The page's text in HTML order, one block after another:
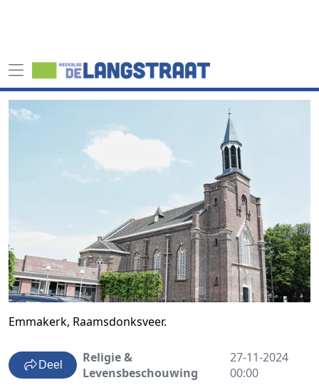
Emmakerk, Raamsdonksveer.
Deel
Religie &
Levensbeschouwing
27-11-2024
00:00